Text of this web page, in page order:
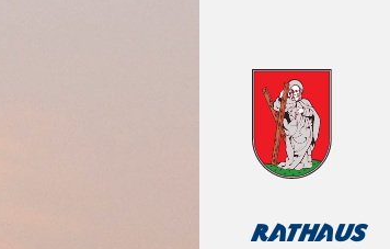
Rathaus